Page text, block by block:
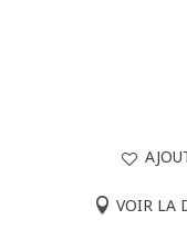
VOIR LA